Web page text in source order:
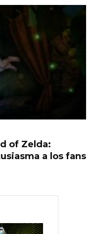
of Zelda:
a los fans